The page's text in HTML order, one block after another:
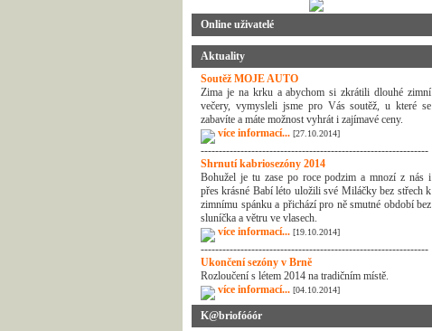
Online uživatelé
Aktuality
Soutěž MOJE AUTO
Zima je na krku a abychom si zkrátili dlouhé zimní
večery, vymysleli jsme pro Vás soutěž, u které se
zabavíte a máte možnost vyhrát i zajímavé ceny.
více informací... [27.10.2014]
---------------------------------------------------------------
Shrnutí kabriosezóny 2014
Bohužel je tu zase po roce podzim a mnozí z nás i
přes krásné Babí léto uložili své Miláčky bez střech k
zimnímu spánku a přichází pro ně smutné období bez
sluníčka a větru ve vlasech.
více informací... [19.10.2014]
---------------------------------------------------------------
Ukončení sezóny v Brně
Rozloučení s létem 2014 na tradičním místě.
více informací... [04.10.2014]
K@briofóóór